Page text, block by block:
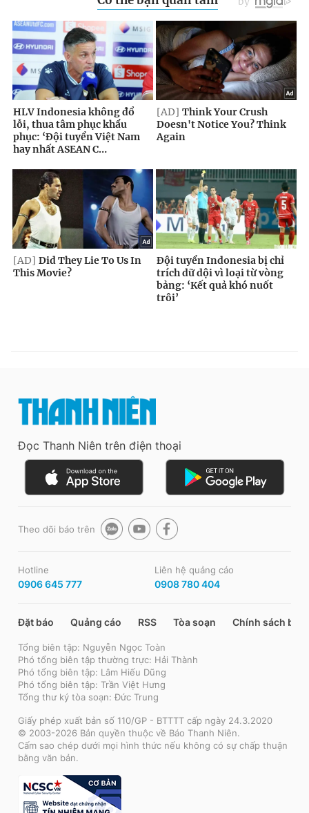
Đọc Thanh Niên trên điện thoại
Theo dõi báo trên
Hotline
0906 645 777
Liên hệ quảng cáo
0908 780 404
Đặt báo Quảng cáo RSS Tòa soạn Chính sách bảo
Tổng biên tập: Nguyễn Ngọc Toàn
Phó tổng biên tập thường trực: Hải Thành
Phó tổng biên tập: Lâm Hiếu Dũng
Phó tổng biên tập: Trần Việt Hưng
Tổng thư ký tòa soạn: Đức Trung
Giấy phép xuất bản số 110/GP - BTTTT cấp ngày 24.3.2020
© 2003-2026 Bản quyền thuộc về Báo Thanh Niên.
Cấm sao chép dưới mọi hình thức nếu không có sự chấp thuận
bằng văn bản.